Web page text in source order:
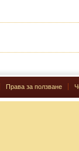
Права за ползване